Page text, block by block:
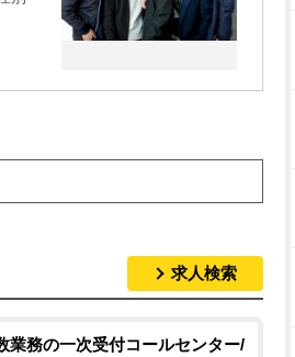
求人検索
業務の一次受付コールセンター/